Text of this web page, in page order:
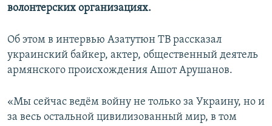
волонтерских организациях.
Об этом в интервью Азатутюн ТВ рассказал
украинский байкер, актер, общественный деятель
армянского происхождения Ашот Арушанов.
«Мы сейчас ведём войну не только за Украину, но и
за весь остальной цивилизованный мир, в том